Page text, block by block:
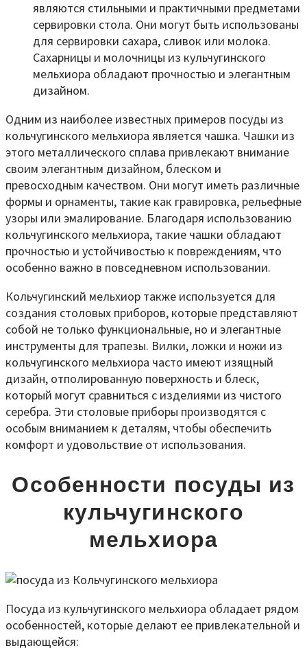
являются стильными и практичными предметами
сервировки стола. Они могут быть использованы
для сервировки сахара, сливок или молока.
Сахарницы и молочницы из кульчугинского
мельхиора обладают прочностью и элегантным
дизайном.
Одним из наиболее известных примеров посуды из
кольчугинского мельхиора является чашка. Чашки из
этого металлического сплава привлекают внимание
своим элегантным дизайном, блеском и
превосходным качеством. Они могут иметь различные
формы и орнаменты, такие как гравировка, рельефные
узоры или эмалирование. Благодаря использованию
кольчугинского мельхиора, такие чашки обладают
прочностью и устойчивостью к повреждениям, что
особенно важно в повседневном использовании.
Кольчугинский мельхиор также используется для
создания столовых приборов, которые представляют
собой не только функциональные, но и элегантные
инструменты для трапезы. Вилки, ложки и ножи из
кольчугинского мельхиора часто имеют изящный
дизайн, отполированную поверхность и блеск,
который могут сравниться с изделиями из чистого
серебра. Эти столовые приборы производятся с
особым вниманием к деталям, чтобы обеспечить
комфорт и удовольствие от использования.
Особенности посуды из
кульчугинского
мельхиора
Посуда из кульчугинского мельхиора обладает рядом
особенностей, которые делают ее привлекательной и
выдающейся: